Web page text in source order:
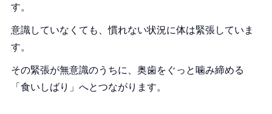
す。
意識していなくても、慣れない状況に体は緊張していま
す。
その緊張が無意識のうちに、奥歯をぐっと噛み締める
「食いしばり」へとつながります。